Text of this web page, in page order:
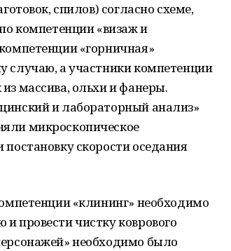
спилов) согласно схеме,
компетенции «визаж и
«горничная»
случаю, а участники компетенции
массива, ольхи и фанеры.
и лабораторный анализ»
микроскопическое
скорости оседания
«клининг» необходимо
провести чистку коврового
необходимо было